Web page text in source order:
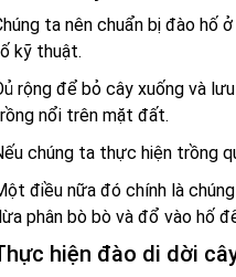
ta nên chuẩn bị đào hố
kỹ thuật.
rộng để bỏ cây xuống và
nổi trên mặt đất.
chúng ta thực hiện trồng
điều nữa đó chính là
phân bò bò và đổ vào hố
hiện đào di dời